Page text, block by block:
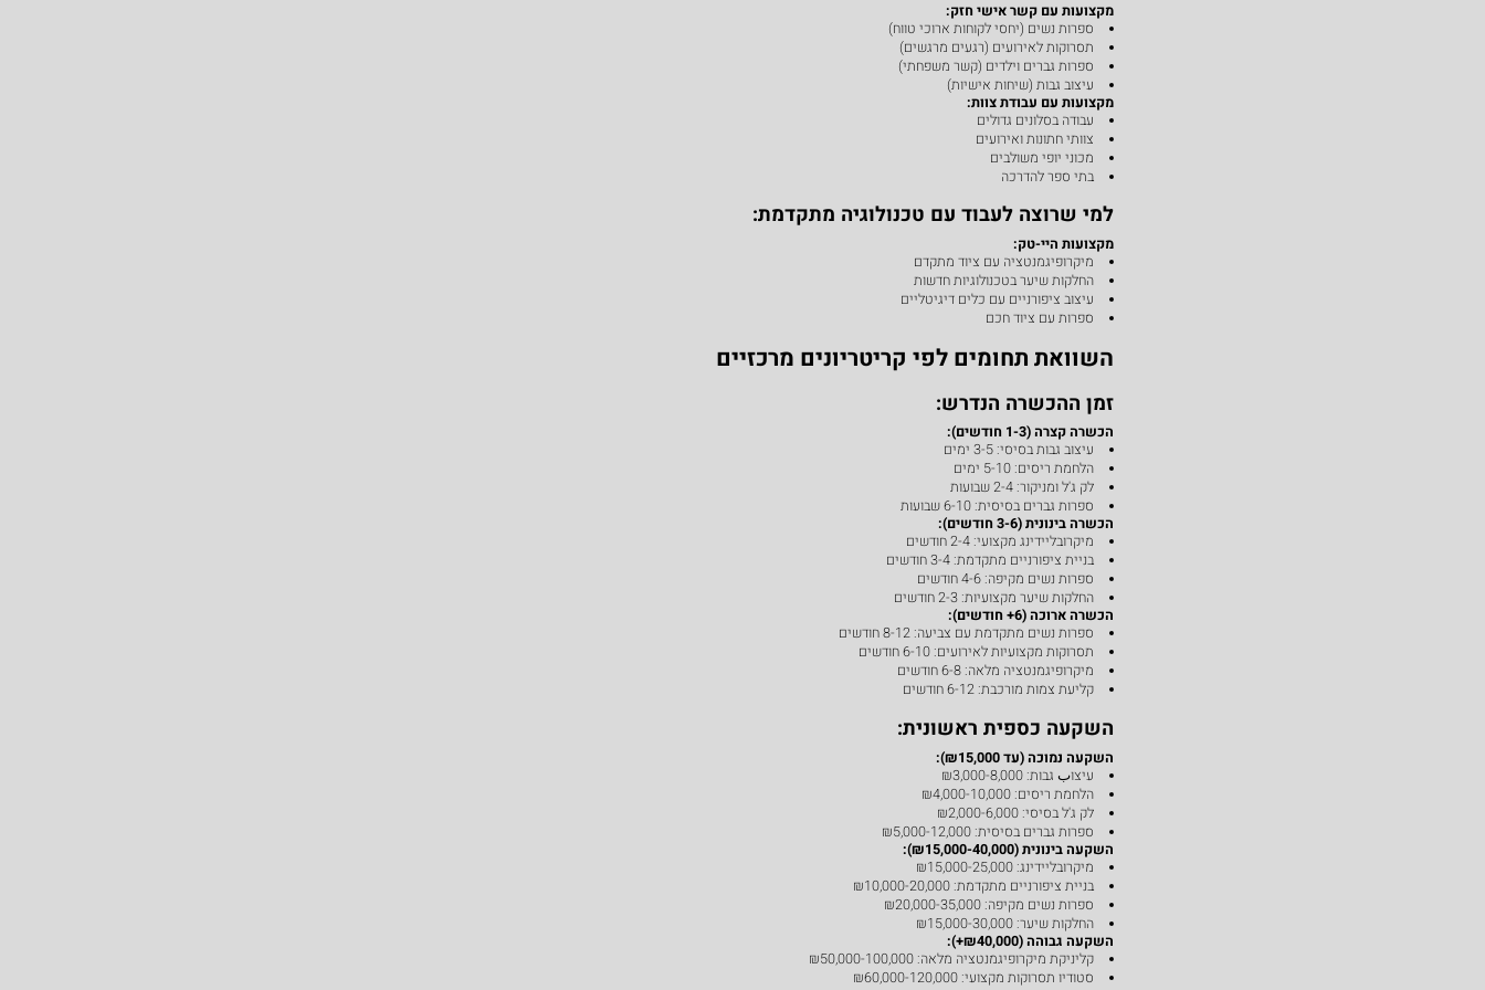
מקצועות עם קשר אישי חזק:
ספרות נשים (יחסי לקוחות ארוכי טווח)
תסרוקות לאירועים (רגעים מרגשים)
ספרות גברים וילדים (קשר משפחתי)
עיצוב גבות (שיחות אישיות)
מקצועות עם עבודת צוות:
עבודה בסלונים גדולים
צוותי חתונות ואירועים
מכוני יופי משולבים
בתי ספר להדרכה
למי שרוצה לעבוד עם טכנולוגיה מתקדמת:
מקצועות היי-טק:
מיקרופיגמנטציה עם ציוד מתקדם
החלקות שיער בטכנולוגיות חדשות
עיצוב ציפורניים עם כלים דיגיטליים
ספרות עם ציוד חכם
השוואת תחומים לפי קריטריונים מרכזיים
זמן ההכשרה הנדרש:
הכשרה קצרה (1-3 חודשים):
עיצוב גבות בסיסי: 3-5 ימים
הלחמת ריסים: 5-10 ימים
לק ג'ל ומניקור: 2-4 שבועות
ספרות גברים בסיסית: 6-10 שבועות
הכשרה בינונית (3-6 חודשים):
מיקרובליידינג מקצועי: 2-4 חודשים
בניית ציפורניים מתקדמת: 3-4 חודשים
ספרות נשים מקיפה: 4-6 חודשים
החלקות שיער מקצועיות: 2-3 חודשים
הכשרה ארוכה (6+ חודשים):
ספרות נשים מתקדמת עם צביעה: 8-12 חודשים
תסרוקות מקצועיות לאירועים: 6-10 חודשים
מיקרופיגמנטציה מלאה: 6-8 חודשים
קליעת צמות מורכבת: 6-12 חודשים
השקעה כספית ראשונית:
השקעה נמוכה (עד ₪15,000):
עיצוب גבות: ₪3,000-8,000
הלחמת ריסים: ₪4,000-10,000
לק ג'ל בסיסי: ₪2,000-6,000
ספרות גברים בסיסית: ₪5,000-12,000
השקעה בינונית (₪15,000-40,000):
מיקרובליידינג: ₪15,000-25,000
בניית ציפורניים מתקדמת: ₪10,000-20,000
ספרות נשים מקיפה: ₪20,000-35,000
החלקות שיער: ₪15,000-30,000
השקעה גבוהה (₪40,000+):
קליניקת מיקרופיגמנטציה מלאה: ₪50,000-100,000
סטודיו תסרוקות מקצועי: ₪60,000-120,000